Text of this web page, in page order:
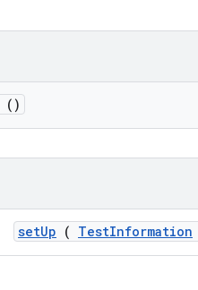
()
setUp ( TestInformation